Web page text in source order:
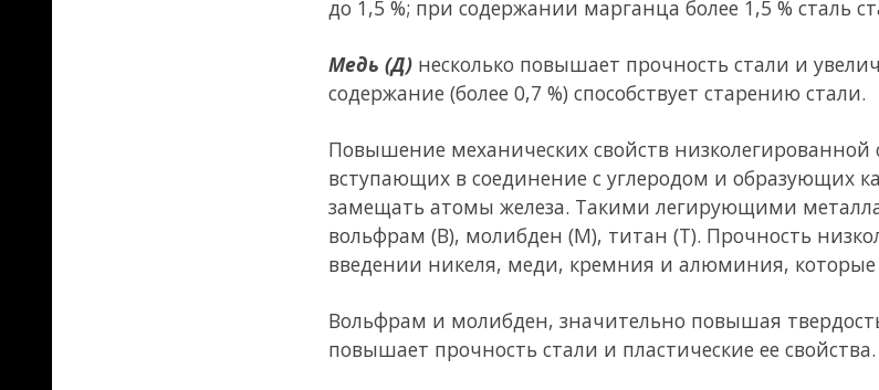
температурах. Поэтому его не должно быть более 0,008 %. В химически
ванадием, титаном или ниобием азот, образуя нитриды, становится
способствующим измельчению структуры и улучшению механических
обеспечивается простейшей термической обработкой – нормализацией.
Вредные примеси
К ним в первую очередь относятся:фосфор, который образуя раствор с
особенно при пониженных температурах (хладноломкость) и снижает
образования легкоплавкого сернистого железа. Поэтому содержание серы и
так в углеродистой стали Ст 3 серы до 0,05 % и фосфора до 0,04 %.